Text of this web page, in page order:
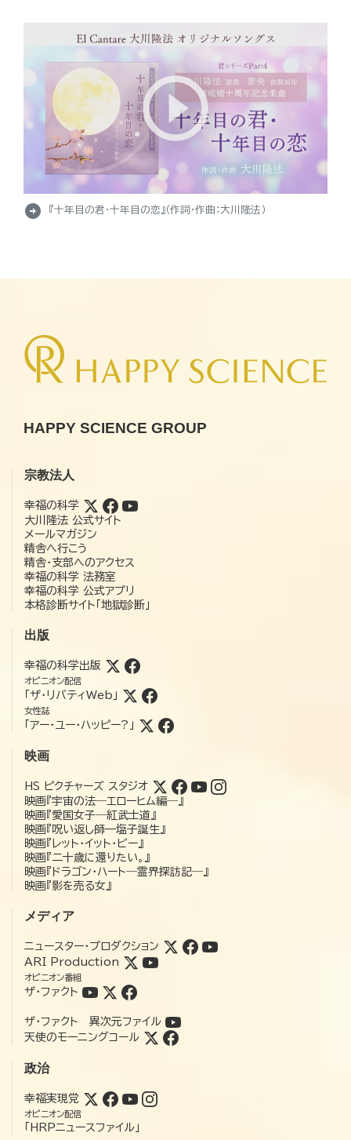
arrow_circle_right 『十年目の君・十年目の恋』（作詞・作曲：大川隆法）
HAPPY SCIENCE GROUP
宗教法人
幸福の科学
大川隆法 公式サイト
メールマガジン
精舎へ行こう
精舎・支部へのアクセス
幸福の科学 法務室
幸福の科学 公式アプリ
本格診断サイト「地獄診断」
出版
幸福の科学出版
オピニオン配信
「ザ・リバティWeb」
女性誌
「アー・ユー・ハッピー?」
映画
HS ピクチャーズ スタジオ
映画『宇宙の法―エローヒム編―』
映画『愛国女子―紅武士道』
映画『呪い返し師—塩子誕生』
映画『レット・イット・ビー』
映画『二十歳に還りたい。』
映画『ドラゴン・ハート―霊界探訪記―』
映画『影を売る女』
メディア
ニュースター・プロダクション
ARI Production
オピニオン番組
ザ・ファクト
ザ・ファクト 異次元ファイル
天使のモーニングコール
政治
幸福実現党
オピニオン配信
「HRPニュースファイル」